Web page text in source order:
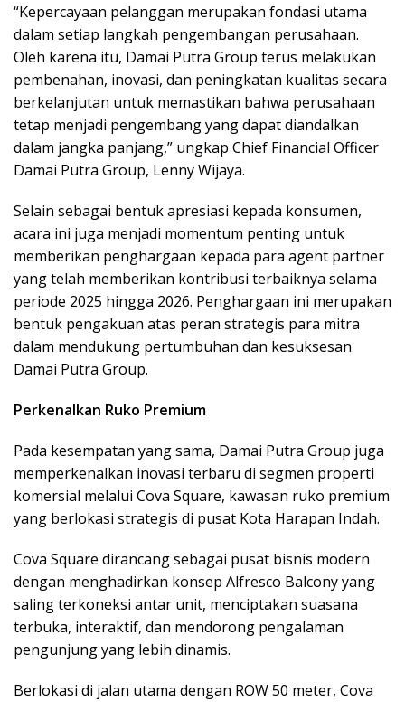
“Kepercayaan pelanggan merupakan fondasi utama
dalam setiap langkah pengembangan perusahaan.
Oleh karena itu, Damai Putra Group terus melakukan
pembenahan, inovasi, dan peningkatan kualitas secara
berkelanjutan untuk memastikan bahwa perusahaan
tetap menjadi pengembang yang dapat diandalkan
dalam jangka panjang,” ungkap Chief Financial Officer
Damai Putra Group, Lenny Wijaya.
Selain sebagai bentuk apresiasi kepada konsumen,
acara ini juga menjadi momentum penting untuk
memberikan penghargaan kepada para agent partner
yang telah memberikan kontribusi terbaiknya selama
periode 2025 hingga 2026. Penghargaan ini merupakan
bentuk pengakuan atas peran strategis para mitra
dalam mendukung pertumbuhan dan kesuksesan
Damai Putra Group.
Perkenalkan Ruko Premium
Pada kesempatan yang sama, Damai Putra Group juga
memperkenalkan inovasi terbaru di segmen properti
komersial melalui Cova Square, kawasan ruko premium
yang berlokasi strategis di pusat Kota Harapan Indah.
Cova Square dirancang sebagai pusat bisnis modern
dengan menghadirkan konsep Alfresco Balcony yang
saling terkoneksi antar unit, menciptakan suasana
terbuka, interaktif, dan mendorong pengalaman
pengunjung yang lebih dinamis.
Berlokasi di jalan utama dengan ROW 50 meter, Cova